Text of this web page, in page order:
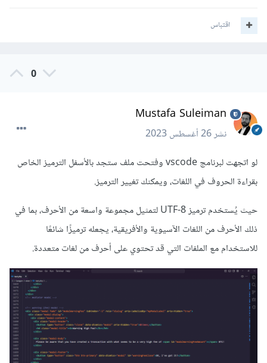
اقتباس
0
Mustafa Suleiman
نشر26 أغسطس 2023
لو اتجهت لبرنامج vscode وفتحت ملف ستجد بالأسفل الترميز الخاص
بقراءة الحروف في اللغات، ويمكنك تغيير الترميز.
حيث يُستخدم ترميز UTF-8 لتمثيل مجموعة واسعة من الأحرف، بما في
ذلك الأحرف من اللغات الآسيوية والأفريقية، يجعله ترميزًا شائعًا
للاستخدام مع الملفات التي قد تحتوي على أحرف من لغات متعددة.